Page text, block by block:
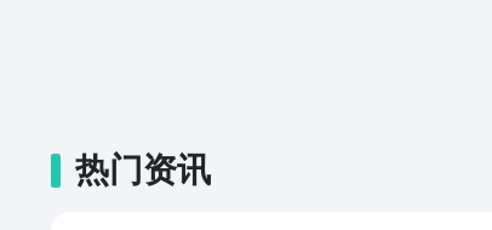
热门资讯